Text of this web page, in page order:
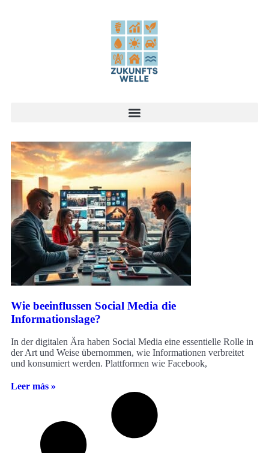
Wie beeinflussen Social Media die
Informationslage?
In der digitalen Ära haben Social Media eine essentielle Rolle in
der Art und Weise übernommen, wie Informationen verbreitet
und konsumiert werden. Plattformen wie Facebook,
Leer más »